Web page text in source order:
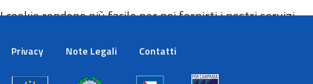
Privacy Note Legali Contatti
I cookie rendono più facile per noi fornirti i nostri servizi.
cookie.
Maggiori informazioni